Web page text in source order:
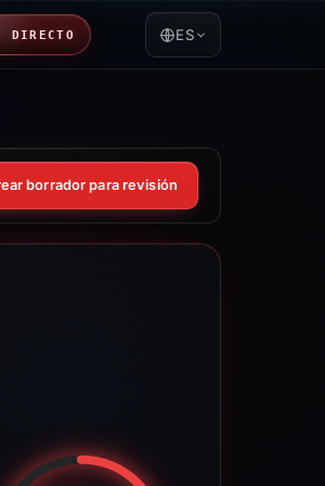
DIRECTO ES
borrador para revisión